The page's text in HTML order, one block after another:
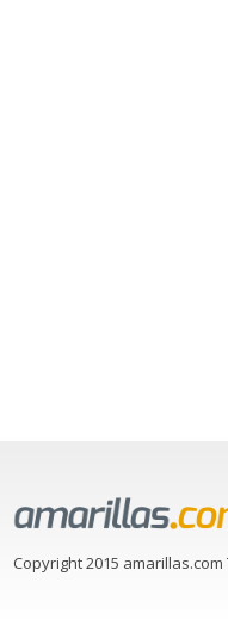
Copyright 2015